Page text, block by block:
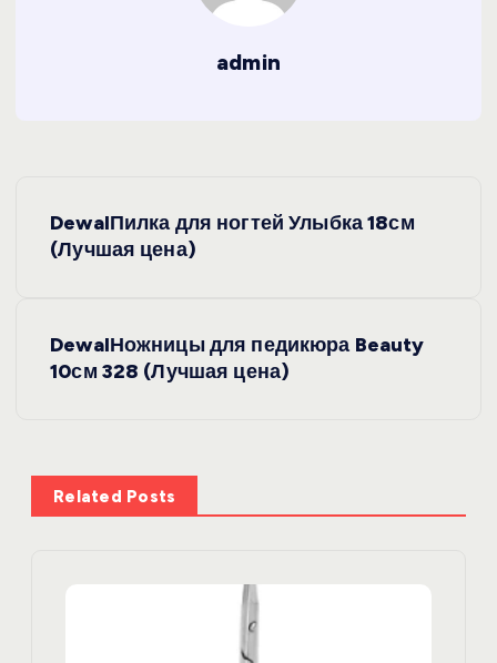
admin
а
ц
DewalПилка для ногтей Улыбка 18см
(Лучшая цена)
DewalНожницы для педикюра Beauty
10см 328 (Лучшая цена)
Related Posts